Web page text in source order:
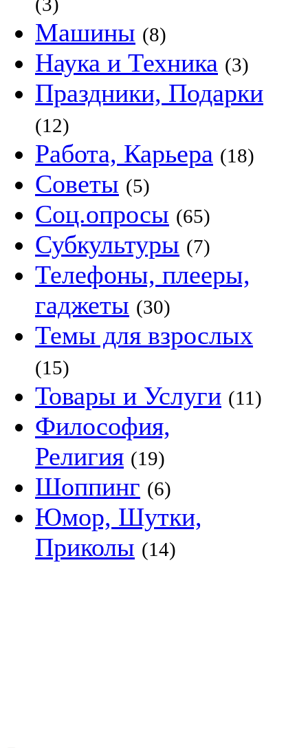
Машины (8)
Наука и Техника (3)
Праздники, Подарки
(12)
Работа, Карьера (18)
Советы (5)
Соц.опросы (65)
Субкультуры (7)
Телефоны, плееры,
гаджеты (30)
Темы для взрослых
(15)
Товары и Услуги (11)
Философия,
Религия (19)
Шоппинг (6)
Юмор, Шутки,
Приколы (14)